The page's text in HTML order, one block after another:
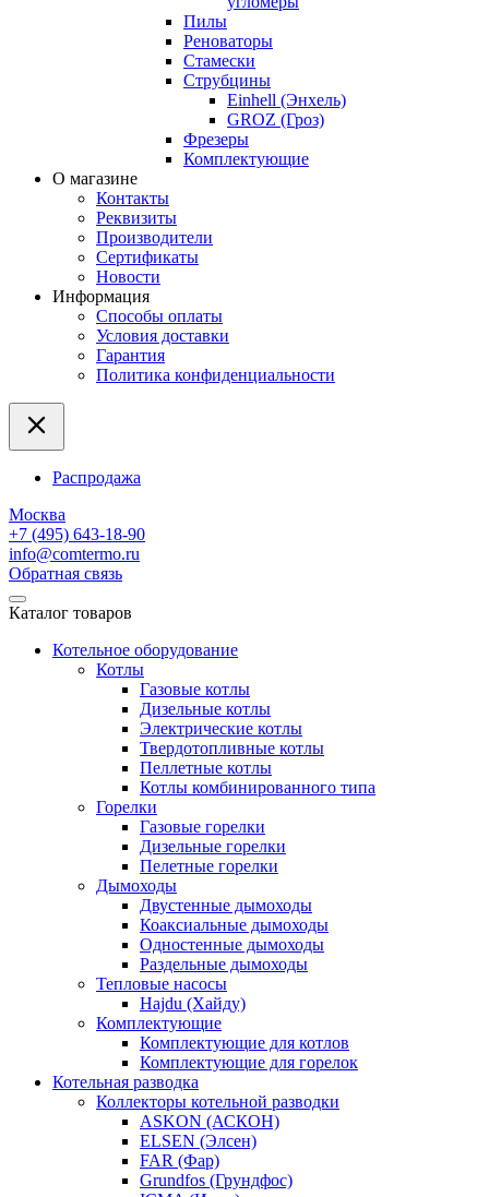
Пилы
Реноваторы
Стамески
Струбцины
Einhell (Энхель)
GROZ (Гроз)
Фрезеры
Комплектующие
О магазине
Контакты
Реквизиты
Производители
Сертификаты
Новости
Информация
Способы оплаты
Условия доставки
Гарантия
Политика конфиденциальности
Распродажа
Москва
+7 (495) 643-18-90
info@comtermo.ru
Обратная связь
Каталог товаров
Котельное оборудование
Котлы
Газовые котлы
Дизельные котлы
Электрические котлы
Твердотопливные котлы
Пеллетные котлы
Котлы комбинированного типа
Горелки
Газовые горелки
Дизельные горелки
Пелетные горелки
Дымоходы
Двустенные дымоходы
Коаксиальные дымоходы
Одностенные дымоходы
Раздельные дымоходы
Тепловые насосы
Hajdu (Хайду)
Комплектующие
Комплектующие для котлов
Комплектующие для горелок
Котельная разводка
Коллекторы котельной разводки
ASKON (АСКОН)
ELSEN (Элсен)
FAR (Фар)
Grundfos (Грундфос)